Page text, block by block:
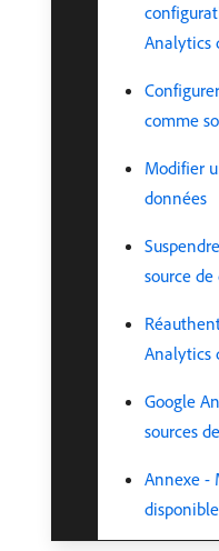
Analytics
comme
Modifier
données
source
Analytics
Google
sources
Annexe -